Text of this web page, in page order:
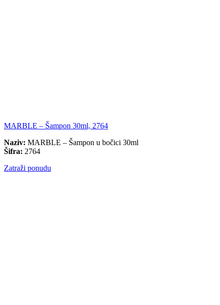
MARBLE – Šampon 30ml, 2764
Naziv: MARBLE – Šampon u bočici 30ml
Šifra: 2764
Zatraži ponudu